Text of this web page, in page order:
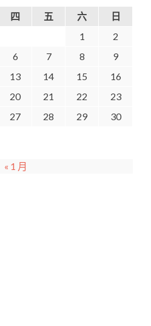
四 五 六
日
1
2
6 7 8
9
13 14 15
16
20 21 22
23
27 28 29
30
« 1 月